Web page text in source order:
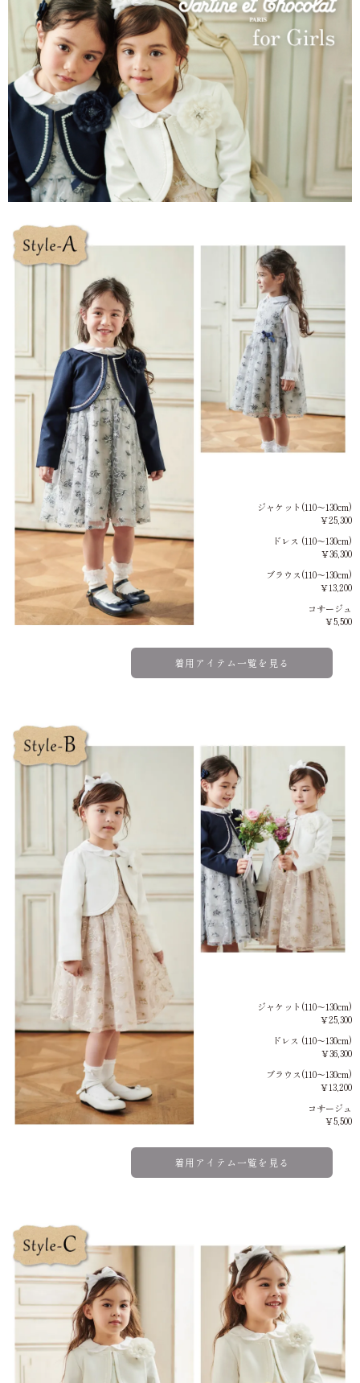
ジャケット(110～130cm)
￥25,300
ドレス (110～130cm)
￥36,300
ブラウス(110～130cm)
￥13,200
コサージュ
￥5,500
着用アイテム一覧を見る
ジャケット(110～130cm)
￥25,300
ドレス (110～130cm)
￥36,300
ブラウス(110～130cm)
￥13,200
コサージュ
￥5,500
着用アイテム一覧を見る